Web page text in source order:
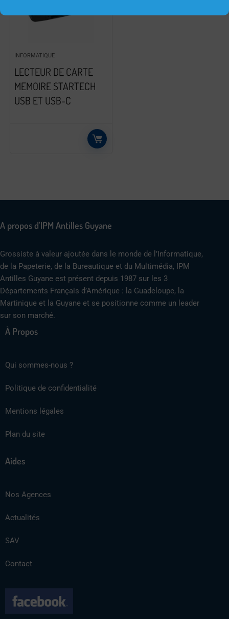
INFORMATIQUE
LECTEUR DE CARTE
MEMOIRE STARTECH
USB ET USB-C
A propos d'IPM Antilles Guyane
Grossiste à valeur ajoutée dans le monde de l’Informatique,
de la Papeterie, de la Bureautique et du Multimédia, IPM
Antilles Guyane est présent depuis 1987 sur les 3
Départements Français d’Amérique : la Guadeloupe, la
Martinique et la Guyane et se positionne comme un leader
sur son marché.
À Propos
Qui sommes-nous ?
Politique de confidentialité
Mentions légales
Plan du site
Aides
Nos Agences
Actualités
SAV
Contact